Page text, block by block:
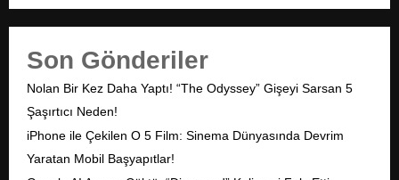
Son Gönderiler
Nolan Bir Kez Daha Yaptı! “The Odyssey” Gişeyi Sarsan 5
Şaşırtıcı Neden!
iPhone ile Çekilen O 5 Film: Sinema Dünyasında Devrim
Yaratan Mobil Başyapıtlar!